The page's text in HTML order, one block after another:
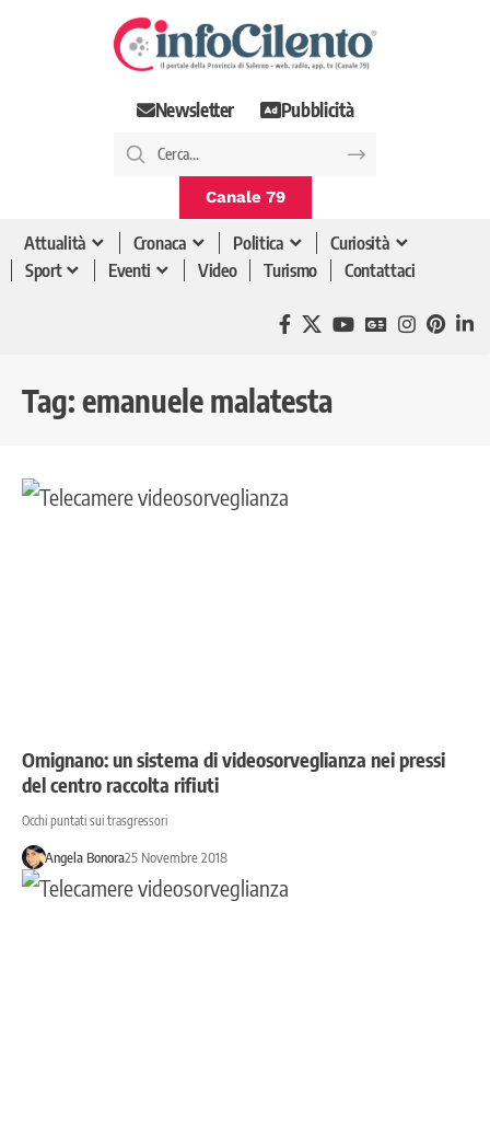
Newsletter Pubblicità
Canale 79
Attualità Cronaca Politica
Curiosità
Sport
Eventi Video Turismo Contattaci
Tag: emanuele malatesta
Omignano: un sistema di videosorveglianza nei pressi
del centro raccolta rifiuti
Occhi puntati sui trasgressori
Angela Bonora25 Novembre 2018